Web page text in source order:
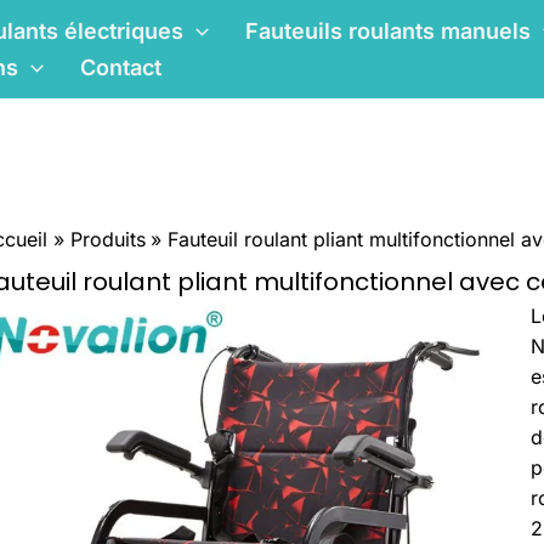
électriques
Fauteuils roulants manuels
Contact
Produits Fauteuil roulant pliant multifonctionnel
roulant pliant multifonctionnel avec